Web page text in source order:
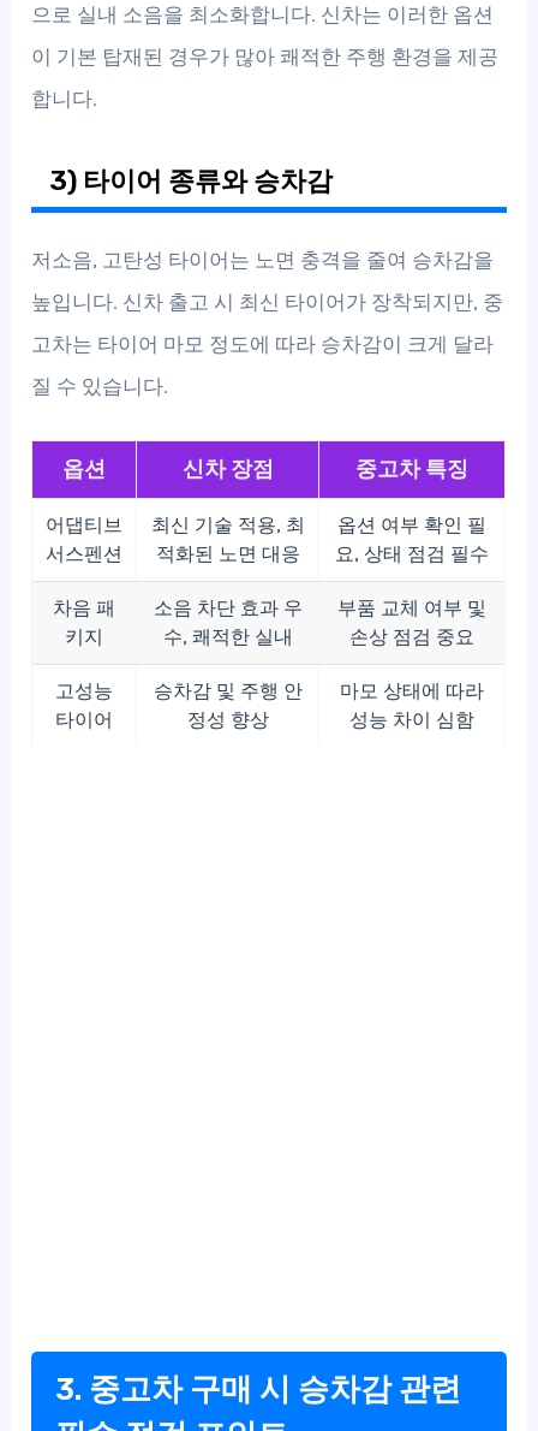
으로 실내 소음을 최소화합니다. 신차는 이러한 옵션
이 기본 탑재된 경우가 많아 쾌적한 주행 환경을 제공
합니다.
3) 타이어 종류와 승차감
저소음, 고탄성 타이어는 노면 충격을 줄여 승차감을
높입니다. 신차 출고 시 최신 타이어가 장착되지만, 중
고차는 타이어 마모 정도에 따라 승차감이 크게 달라
질 수 있습니다.
옵션 신차 장점 중고차 특징
어댑티브
서스펜션
최신 기술 적용, 최
적화된 노면 대응
옵션 여부 확인 필
요, 상태 점검 필수
차음 패
키지
소음 차단 효과 우
수, 쾌적한 실내
부품 교체 여부 및
손상 점검 중요
고성능
타이어
승차감 및 주행 안
정성 향상
마모 상태에 따라
성능 차이 심함
3. 중고차 구매 시 승차감 관련